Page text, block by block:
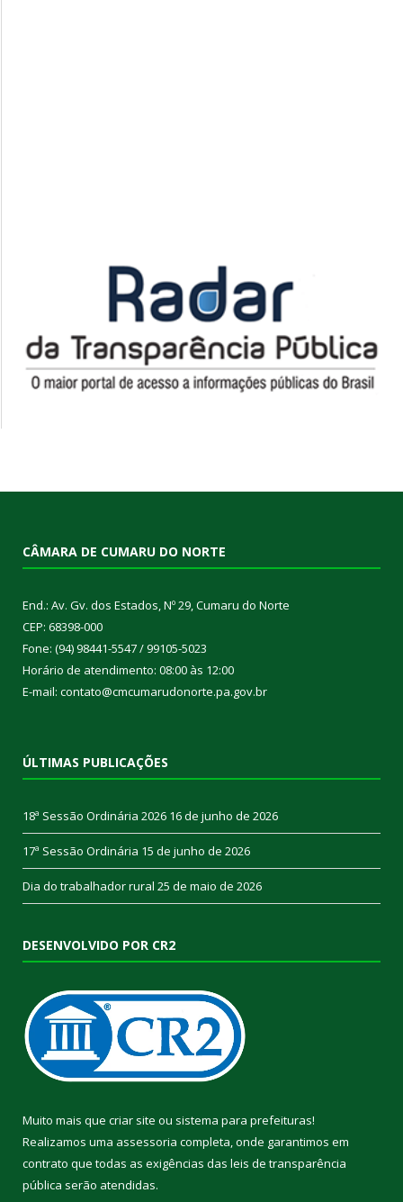
CÂMARA DE CUMARU DO NORTE
End.: Av. Gv. dos Estados, Nº 29, Cumaru do Norte
CEP: 68398-000
Fone: (94) 98441-5547 / 99105-5023
Horário de atendimento: 08:00 às 12:00
E-mail: contato@cmcumarudonorte.pa.gov.br
ÚLTIMAS PUBLICAÇÕES
18ª Sessão Ordinária 2026 16 de junho de 2026
17ª Sessão Ordinária 15 de junho de 2026
Dia do trabalhador rural 25 de maio de 2026
DESENVOLVIDO POR CR2
Muito mais que criar site ou sistema para prefeituras!
Realizamos uma assessoria completa, onde garantimos em
contrato que todas as exigências das leis de transparência
pública serão atendidas.